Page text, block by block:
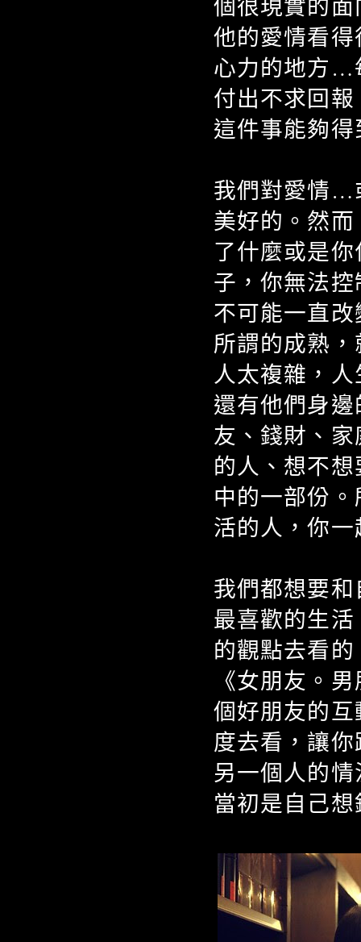
個很現實的
他的愛情看
心力的地方…
付出不求回
這件事能夠
我們對愛情…
美好的。然
了什麼或是
子，你無法
不可能一直
所謂的成熟
人太複雜，
還有他們身
友、錢財、
的人、想不
中的一部份
活的人，你
我們都想要
最喜歡的生
的觀點去看
《女朋友。
個好朋友的
度去看，讓
另一個人的
當初是自己